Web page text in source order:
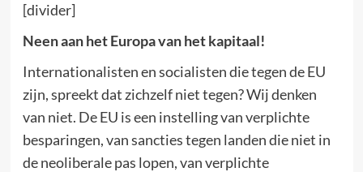
[divider]
Neen aan het Europa van het kapitaal!
Internationalisten en socialisten die tegen de EU
zijn, spreekt dat zichzelf niet tegen? Wij denken
van niet. De EU is een instelling van verplichte
besparingen, van sancties tegen landen die niet in
de neoliberale pas lopen, van verplichte